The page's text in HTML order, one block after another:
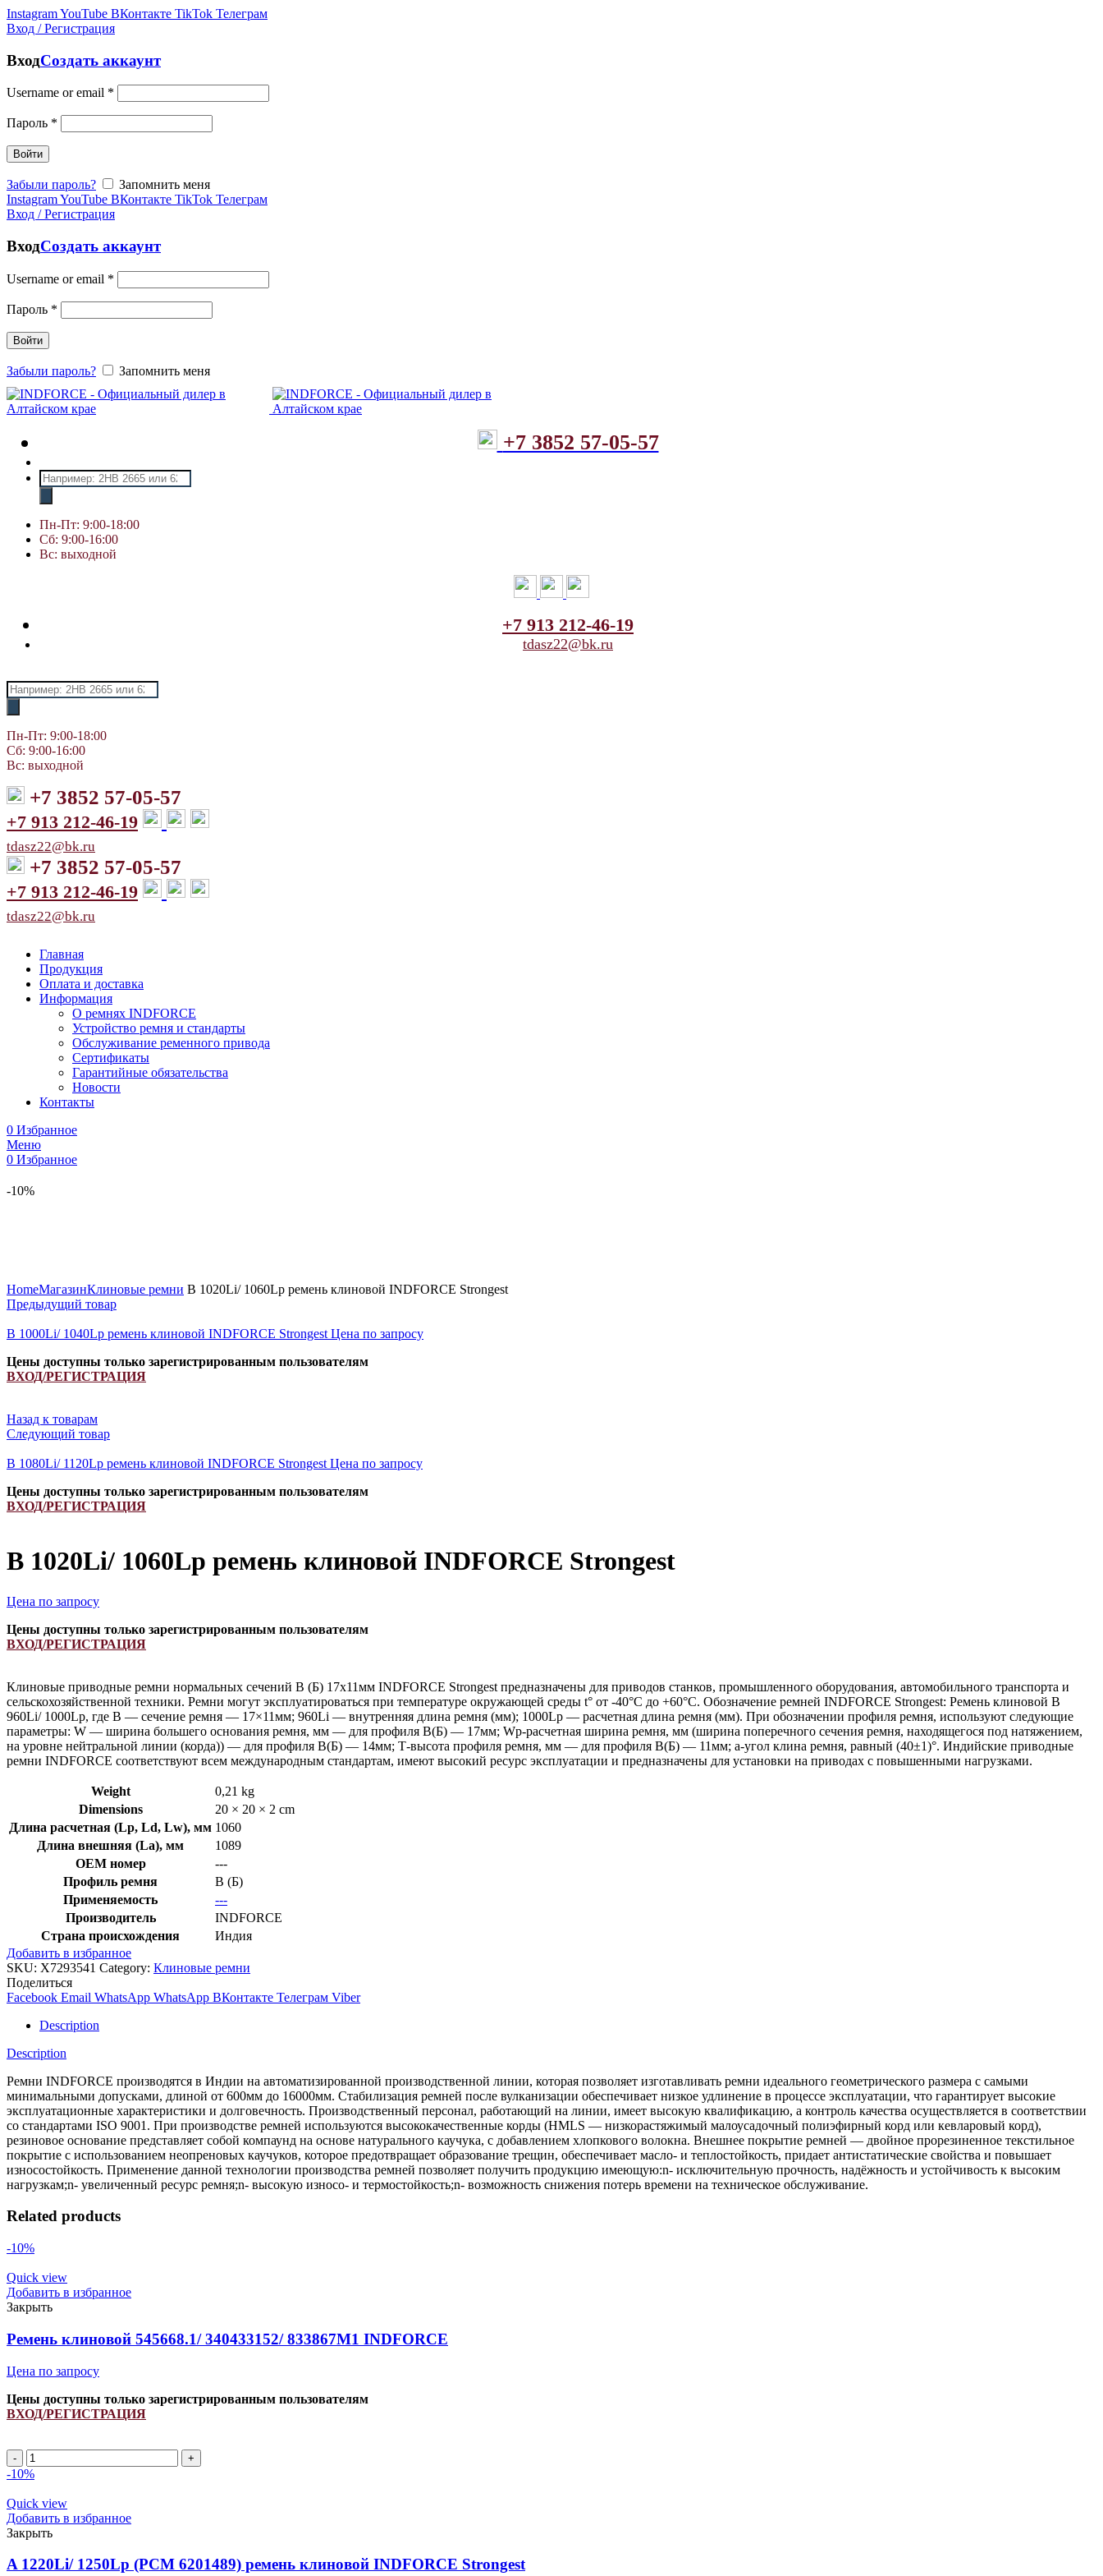
InstagramYouTube ВКонтакте TikTok Телеграм
Вход / Регистрация
ВходСоздать аккаунт
Username or email *
Пароль *
Войти
Забыли пароль?
Запомнить меня
InstagramYouTube ВКонтакте TikTok Телеграм
Вход / Регистрация
ВходСоздать аккаунт
Username or email *
Пароль *
Войти
Забыли пароль? Запомнить меня
+7 3852 57-05-57
Поиск
товаров
Пн-Пт: 9:00-18:00
Сб: 9:00-16:00
Вс: выходной
+7 913 212-46-19
tdasz22@bk.ru
Поиск
товаров
Пн-Пт: 9:00-18:00
Сб: 9:00-16:00
Вс: выходной
+7 3852 57-05-57
+7 913 212-46-19
tdasz22@bk.ru
+7 3852 57-05-57
+7 913 212-46-19
tdasz22@bk.ru
Главная
Продукция
Оплата и доставка
Информация
О ремнях INDFORCE
Устройство ремня и стандарты
Обслуживание ременного привода
Сертификаты
Гарантийные обязательства
Новости
Контакты
0 Избранное
Меню
0 Избранное
-10%
HomeМагазинКлиновые ремни B 1020Li/ 1060Lp ремень клиновой INDFORCE Strongest
Предыдущий товар
B 1000Li/ 1040Lp ремень клиновой INDFORCE Strongest Цена по запросу
Цены доступны только зарегистрированным пользователям
ВХОД/РЕГИСТРАЦИЯ
Назад к товарам
Следующий товар
B 1080Li/ 1120Lp ремень клиновой INDFORCE Strongest Цена по запросу
Цены доступны только зарегистрированным пользователям
ВХОД/РЕГИСТРАЦИЯ
B 1020Li/ 1060Lp ремень клиновой INDFORCE Strongest
Цена по запросу
Цены доступны только зарегистрированным пользователям
ВХОД/РЕГИСТРАЦИЯ
Клиновые приводные ремни нормальных сечений B (Б) 17х11мм INDFORCE Strongest предназначены для приводов станков, промышленного оборудования, автомобильного транспорта и
сельскохозяйственной техники. Ремни могут эксплуатироваться при температуре окружающей среды t° от -40°С до +60°С. Обозначение ремней INDFORCE Strongest: Ремень клиновой B
960Li/ 1000Lp, где B — сечение ремня — 17×11мм; 960Li — внутренняя длина ремня (мм); 1000Lp — расчетная длина ремня (мм). При обозначении профиля ремня, используют следующие
параметры: W — ширина большего основания ремня, мм — для профиля B(Б) — 17мм; Wp-расчетная ширина ремня, мм (ширина поперечного сечения ремня, находящегося под натяжением,
на уровне нейтральной линии (корда)) — для профиля B(Б) — 14мм; Т-высота профиля ремня, мм — для профиля B(Б) — 11мм; a-угол клина ремня, равный (40±1)°. Индийские приводные
ремни INDFORCE соответствуют всем международным стандартам, имеют высокий ресурс эксплуатации и предназначены для установки на приводах с повышенными нагрузками.
Weight
0,21 kg
Dimensions
20 × 20 × 2 cm
Длина расчетная (Lp, Ld, Lw), мм 1060
Длина внешняя (La), мм
1089
OEM номер
---
Профиль ремня
B (Б)
Применяемость
---
Производитель
INDFORCE
Страна происхождения
Индия
Добавить в избранное
SKU: X7293541 Category: Клиновые ремни
Поделиться
Facebook Email WhatsApp WhatsApp ВКонтакте Телеграм Viber
Description
Description
Ремни INDFORCE производятся в Индии на автоматизированной производственной линии, которая позволяет изготавливать ремни идеального геометрического размера с самыми
минимальными допусками, длиной от 600мм до 16000мм. Стабилизация ремней после вулканизации обеспечивает низкое удлинение в процессе эксплуатации, что гарантирует высокие
эксплуатационные характеристики и долговечность. Производственный персонал, работающий на линии, имеет высокую квалификацию, а контроль качества осуществляется в соответствии
со стандартами ISO 9001. При производстве ремней используются высококачественные корды (HMLS — низкорастяжимый малоусадочный полиэфирный корд или кевларовый корд),
резиновое основание представляет собой компаунд на основе натурального каучука, с добавлением хлопкового волокна. Внешнее покрытие ремней — двойное прорезиненное текстильное
покрытие с использованием неопреновых каучуков, которое предотвращает образование трещин, обеспечивает масло- и теплостойкость, придает антистатические свойства и повышает
износостойкость. Применение данной технологии производства ремней позволяет получить продукцию имеющую:n- исключительную прочность, надёжность и устойчивость к высоким
нагрузкам;n- увеличенный ресурс ремня;n- высокую износо- и термостойкость;n- возможность снижения потерь времени на техническое обслуживание.
Related products
-10%
Quick view
Добавить в избранное
Закрыть
Ремень клиновой 545668.1/ 340433152/ 833867M1 INDFORCE
Цена по запросу
Цены доступны только зарегистрированным пользователям
ВХОД/РЕГИСТРАЦИЯ
Ремень
клиновой
340433152/
833867M1
INDFORCE
quantity
-10%
Quick view
Добавить в избранное
Закрыть
A 1220Li/ 1250Lp (РСМ 6201489) ремень клиновой INDFORCE Strongest